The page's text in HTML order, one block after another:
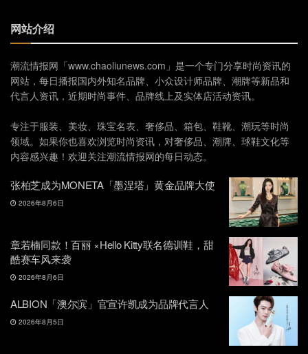
网站介绍
潮流情报网「www.chaoliunews.com」是一个专门分享时尚资讯的
网站，每日播报国内外知名品牌、小众设计师品牌、潮牌等新品和
代言人资讯，近期时尚事件、品牌线上及实体店活动资讯。
专注于服装、美妆、珠宝名表、奢侈品、箱包、鞋靴、潮玩等时尚
领域。如果你也喜欢浏览时尚资讯，对奢侈品、潮牌、球鞋文化等
内容感兴趣！欢迎关注潮流情报网的每日动态。
张柏芝成为MONETA「墨涅塔」黄金品牌大使
2026年8月6日
章若楠同款！百丽 ×Hello Kitty联名德训鞋，甜
酷赛车风来袭
2026年8月6日
ALBION「澳尔滨」官宣许凯成为品牌代言人
2026年8月5日